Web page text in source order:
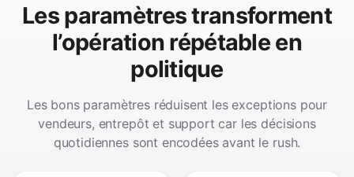
Les paramètres transforment
l’opération répétable en
politique
Les bons paramètres réduisent les exceptions pour
vendeurs, entrepôt et support car les décisions
quotidiennes sont encodées avant le rush.